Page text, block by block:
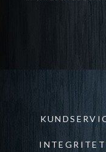
INTEGRITET